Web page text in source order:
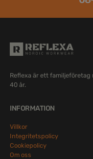
Reflexa är ett
40 år.
INFORMATION
Villkor
Integritetspolicy
Cookiepolicy
Om oss